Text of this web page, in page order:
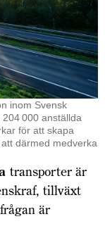
inom Svensk
000 anställda
för att skapa
därmed medverka
transporter är
tillväxt
är